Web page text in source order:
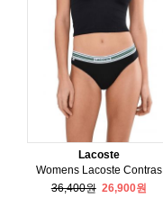
Lacoste
Womens Lacoste Contras
36,400원 26,900원